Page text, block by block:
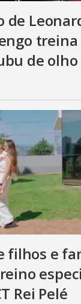
de
de olho
filhos e
Rei Pelé